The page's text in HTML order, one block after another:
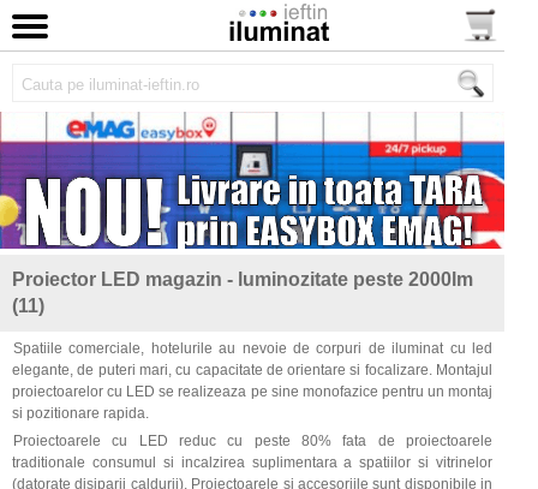
Proiector LED magazin - luminozitate peste 2000lm
(11)
Spatiile comerciale, hotelurile au nevoie de corpuri de iluminat cu led
elegante, de puteri mari, cu capacitate de orientare si focalizare. Montajul
proiectoarelor cu LED se realizeaza pe sine monofazice pentru un montaj
si pozitionare rapida.
Proiectoarele cu LED reduc cu peste 80% fata de proiectoarele
traditionale consumul si incalzirea suplimentara a spatiilor si vitrinelor
(datorate disiparii caldurii). Proiectoarele si accesoriile sunt disponibile in